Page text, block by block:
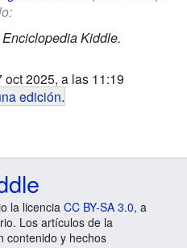
Enciclopedia Kiddle.
2025, a las 11:19
edición.
la licencia CC BY-SA 3.0, a
Los artículos de la
contenido y hechos